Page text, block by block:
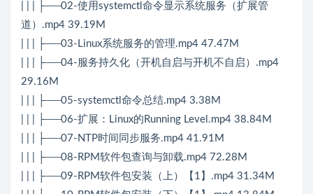
| | | ├──02-使用systemctl命令显示系统服务（扩展管
道）.mp4 39.19M
| | | ├──03-Linux系统服务的管理.mp4 47.47M
| | | ├──04-服务持久化（开机自启与开机不自启）.mp4
29.16M
| | | ├──05-systemctl命令总结.mp4 3.38M
| | | ├──06-扩展：Linux的Running Level.mp4 38.84M
| | | ├──07-NTP时间同步服务.mp4 41.91M
| | | ├──08-RPM软件包查询与卸载.mp4 72.28M
| | | ├──09-RPM软件包安装（上）【1】.mp4 31.34M